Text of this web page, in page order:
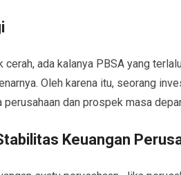
ada kalanya PBSA yang
Oleh karena itu, seorang
dan prospek masa
Keuangan